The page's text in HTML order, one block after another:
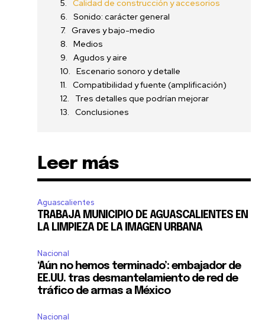
Calidad de construcción y accesorios
Sonido: carácter general
Graves y bajo-medio
Medios
Agudos y aire
Escenario sonoro y detalle
Compatibilidad y fuente (amplificación)
Tres detalles que podrían mejorar
Conclusiones
Leer más
Aguascalientes
TRABAJA MUNICIPIO DE AGUASCALIENTES EN
LA LIMPIEZA DE LA IMAGEN URBANA
Nacional
‘Aún no hemos terminado’: embajador de
EE.UU. tras desmantelamiento de red de
tráfico de armas a México
Nacional